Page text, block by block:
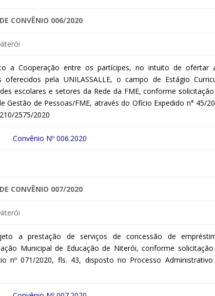
CONVÊNIO 006/2020
a Cooperação entre os partícipes, no intuito de ofertar
pela UNILASSALLE, o campo de Estágio
escolares e setores da Rede da FME, conforme
Gestão de Pessoas/FME, através do Ofício Expedido n° 45/
2575/2020
Convênio Nº 006.2020
CONVÊNIO 007/2020
a prestação de serviços de concessão de
Municipal de Educação de Niterói, conforme
nº 071/2020, fls. 43, disposto no Processo Administrativo